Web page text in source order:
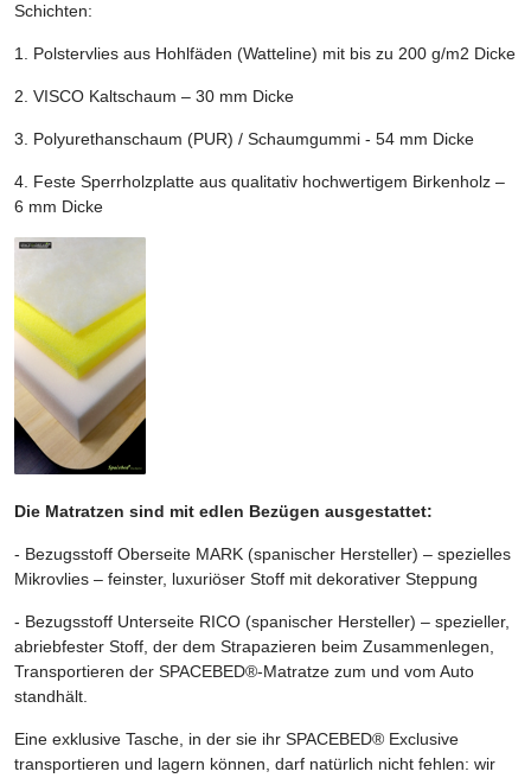
Schichten:
1. Polstervlies aus Hohlfäden (Watteline) mit bis zu 200 g/m2 Dicke
2. VISCO Kaltschaum – 30 mm Dicke
3. Polyurethanschaum (PUR) / Schaumgummi - 54 mm Dicke
4. Feste Sperrholzplatte aus qualitativ hochwertigem Birkenholz –
6 mm Dicke
Die Matratzen sind mit edlen Bezügen ausgestattet:
- Bezugsstoff Oberseite MARK (spanischer Hersteller) – spezielles
Mikrovlies – feinster, luxuriöser Stoff mit dekorativer Steppung
- Bezugsstoff Unterseite RICO (spanischer Hersteller) – spezieller,
abriebfester Stoff, der dem Strapazieren beim Zusammenlegen,
Transportieren der SPACEBED®-Matratze zum und vom Auto
standhält.
Eine exklusive Tasche, in der sie ihr SPACEBED® Exclusive
transportieren und lagern können, darf natürlich nicht fehlen: wir